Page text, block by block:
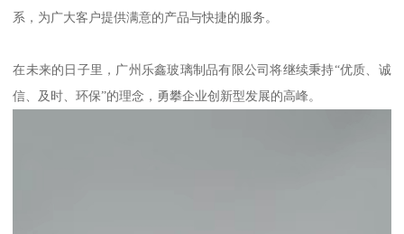
系，为广大客户提供满意的产品与快捷的服务。
在未来的日子里，广州乐鑫玻璃制品有限公司将继续秉持“优质、诚
信、及时、环保”的理念，勇攀企业创新型发展的高峰。